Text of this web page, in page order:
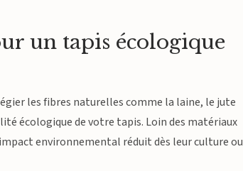
un tapis écologique
les fibres naturelles comme la laine, le jute
écologique de votre tapis. Loin des matériaux
environnemental réduit dès leur culture ou